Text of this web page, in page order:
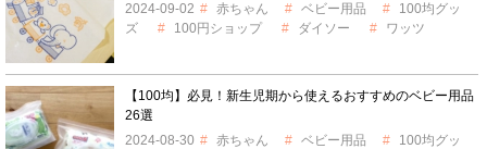
2024-09-02
赤ちゃん ベビー用品
100均グッ
ズ
100円ショップ ダイソー ワッツ
【100均】必見！新生児期から使えるおすすめのベビー用品
26選
2024-08-30
赤ちゃん ベビー用品
100均グッ